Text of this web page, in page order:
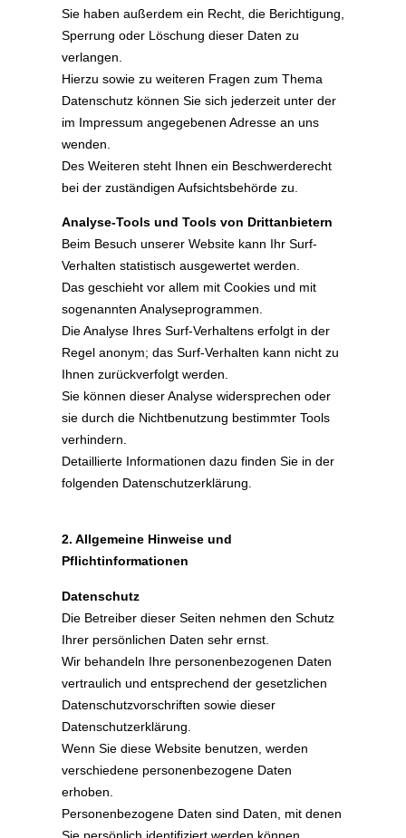
Sie haben außerdem ein Recht, die Berichtigung,
Sperrung oder Löschung dieser Daten zu
verlangen.
Hierzu sowie zu weiteren Fragen zum Thema
Datenschutz können Sie sich jederzeit unter der
im Impressum angegebenen Adresse an uns
wenden.
Des Weiteren steht Ihnen ein Beschwerderecht
bei der zuständigen Aufsichtsbehörde zu.
Analyse-Tools und Tools von Drittanbietern
Beim Besuch unserer Website kann Ihr Surf-
Verhalten statistisch ausgewertet werden.
Das geschieht vor allem mit Cookies und mit
sogenannten Analyseprogrammen.
Die Analyse Ihres Surf-Verhaltens erfolgt in der
Regel anonym; das Surf-Verhalten kann nicht zu
Ihnen zurückverfolgt werden.
Sie können dieser Analyse widersprechen oder
sie durch die Nichtbenutzung bestimmter Tools
verhindern.
Detaillierte Informationen dazu finden Sie in der
folgenden Datenschutzerklärung.
2. Allgemeine Hinweise und
Pflichtinformationen
Datenschutz
Die Betreiber dieser Seiten nehmen den Schutz
Ihrer persönlichen Daten sehr ernst.
Wir behandeln Ihre personenbezogenen Daten
vertraulich und entsprechend der gesetzlichen
Datenschutzvorschriften sowie dieser
Datenschutzerklärung.
Wenn Sie diese Website benutzen, werden
verschiedene personenbezogene Daten
erhoben.
Personenbezogene Daten sind Daten, mit denen
Sie persönlich identifiziert werden können.